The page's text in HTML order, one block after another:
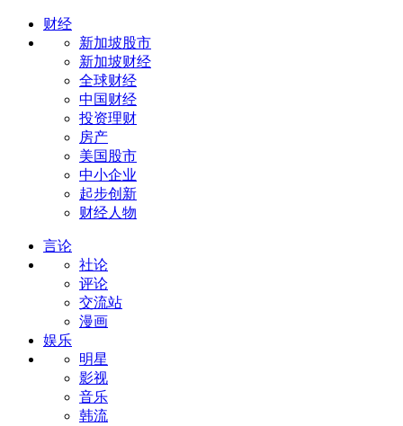
财经
新加坡股市
新加坡财经
全球财经
中国财经
投资理财
房产
美国股市
中小企业
起步创新
财经人物
言论
社论
评论
交流站
漫画
娱乐
明星
影视
音乐
韩流